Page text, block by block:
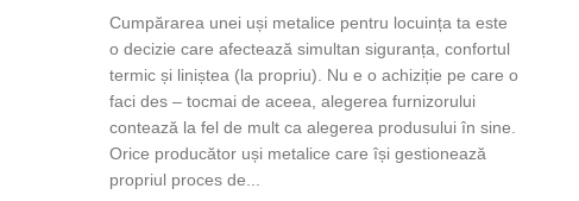
Cumpărarea unei uși metalice pentru locuința ta este
o decizie care afectează simultan siguranța, confortul
termic și liniștea (la propriu). Nu e o achiziție pe care o
faci des – tocmai de aceea, alegerea furnizorului
contează la fel de mult ca alegerea produsului în sine.
Orice producător uși metalice care își gestionează
propriul proces de...